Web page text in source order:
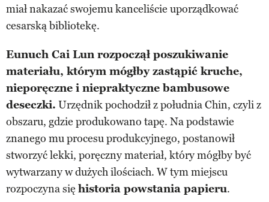
miał nakazać swojemu kanceliście uporządkować
cesarską bibliotekę.
Eunuch Cai Lun rozpoczął poszukiwanie
materiału, którym mógłby zastąpić kruche,
nieporęczne i niepraktyczne bambusowe
deseczki. Urzędnik pochodził z południa Chin, czyli z
obszaru, gdzie produkowano tapę. Na podstawie
znanego mu procesu produkcyjnego, postanowił
stworzyć lekki, poręczny materiał, który mógłby być
wytwarzany w dużych ilościach. W tym miejscu
rozpoczyna się historia powstania papieru.